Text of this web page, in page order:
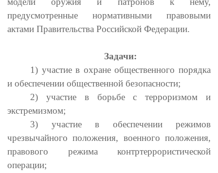
предусмотренные нормативными правовыми
актами Правительства Российской Федерации.
Задачи:
1) участие в охране общественного порядка
и обеспечении общественной безопасности;
2) участие в борьбе с терроризмом и
экстремизмом;
3) участие в обеспечении режимов
чрезвычайного положения, военного положения,
правового режима контртеррористической
операции;